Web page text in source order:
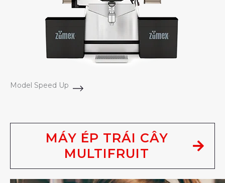
Model Speed Up
MÁY ÉP TRÁI CÂY
MULTIFRUIT